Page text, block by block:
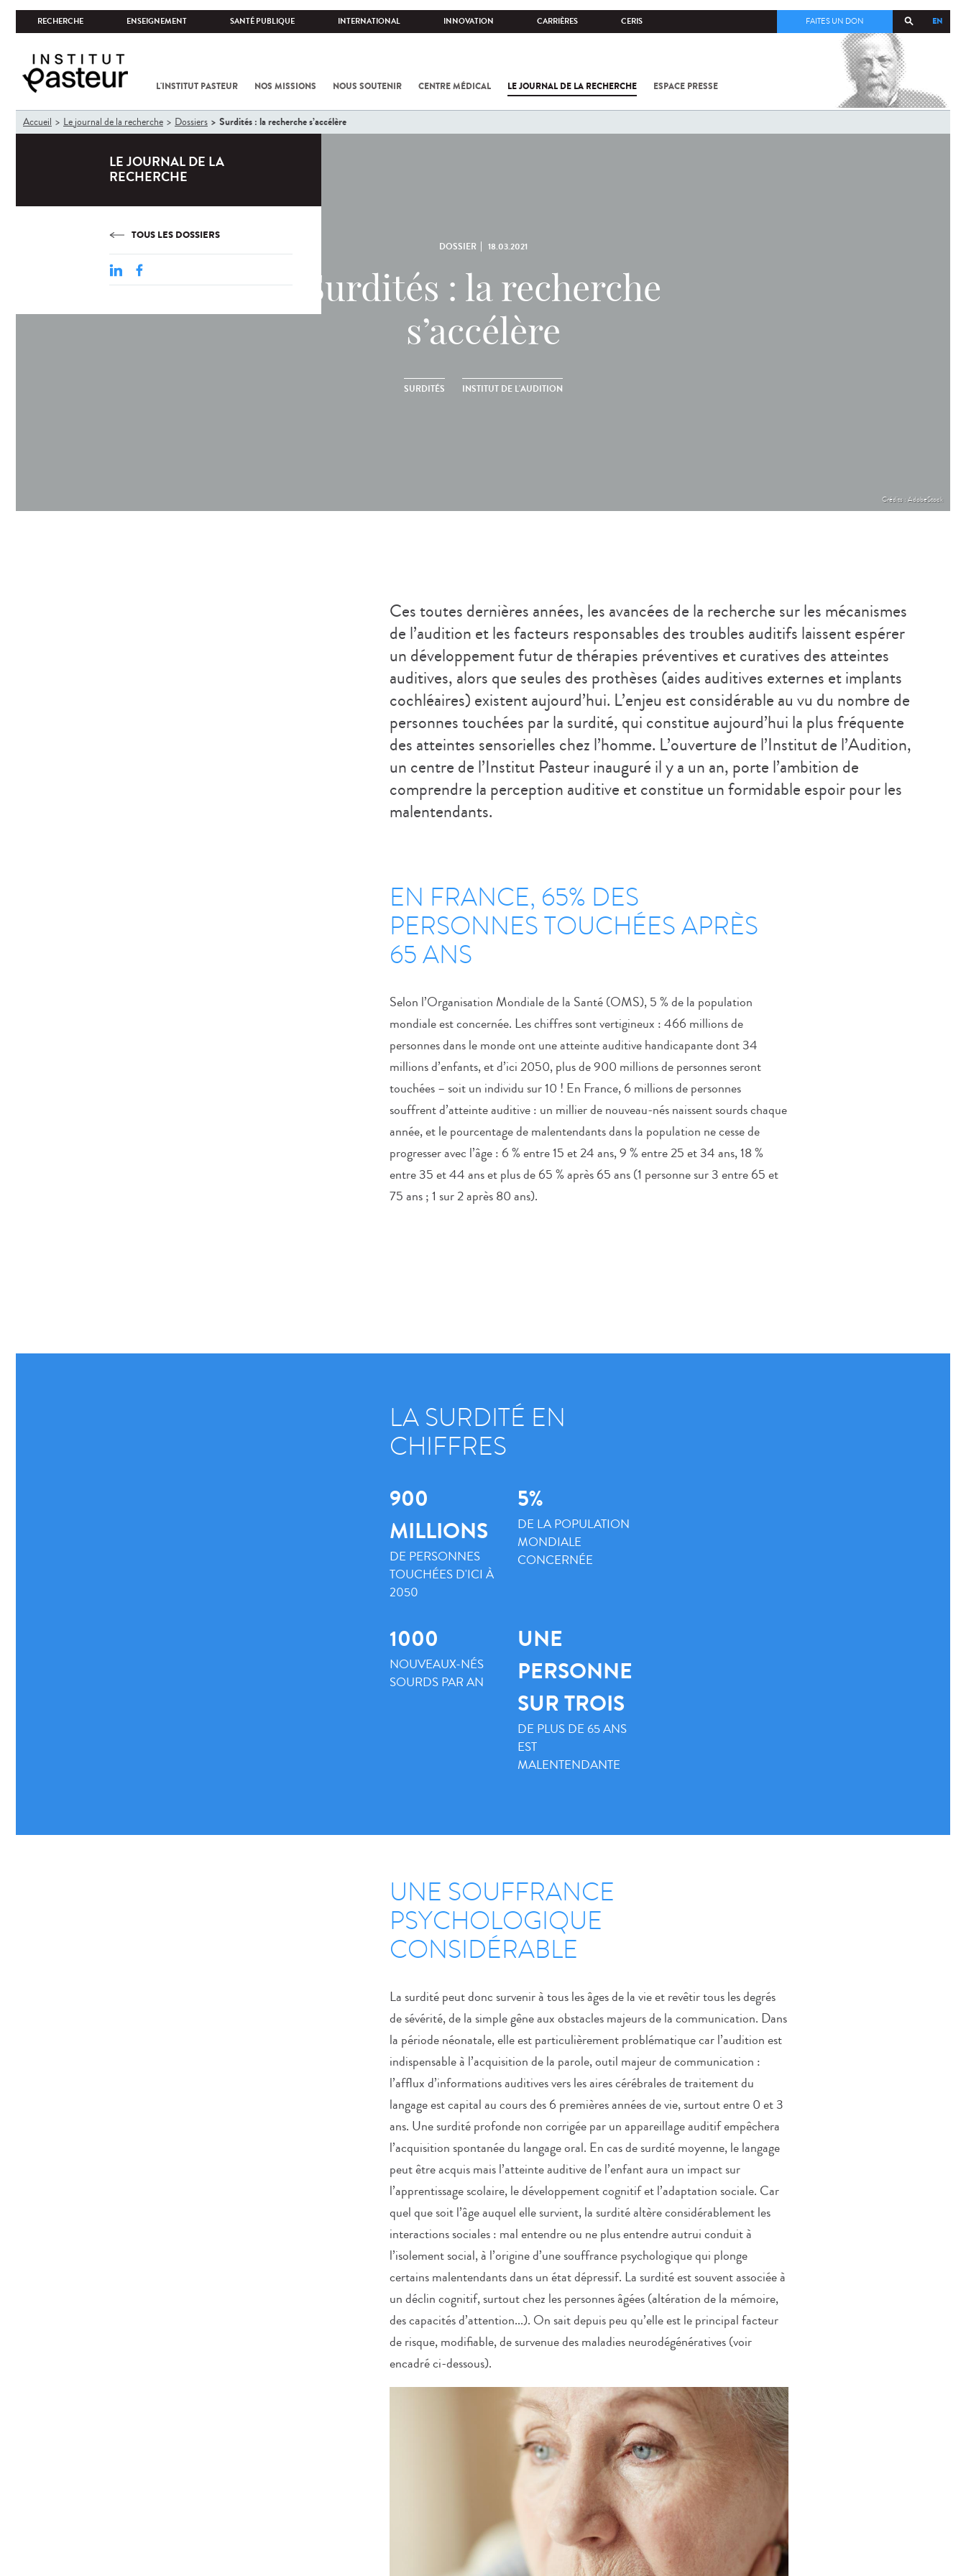
RECHERCHE ENSEIGNEMENT SANTÉ PUBLIQUE INTERNATIONAL INNOVATION CARRIÈRES CERIS EN
FAITES UN DON
L'INSTITUT PASTEUR NOS MISSIONS NOUS SOUTENIR CENTRE MÉDICAL LE JOURNAL DE LA RECHERCHE ESPACE PRESSE
COV-2 /
À
Vous
êtes
Accueil Le journal de la recherche Dossiers Surdités : la recherche s’accélère
LE JOURNAL DE LA
RECHERCHE
TOUS LES DOSSIERS
DOSSIER 18.03.2021
Surdités : la recherche
s’accélère
SURDITÉS INSTITUT DE L'AUDITION
Crédits : AdobeStock
Ces toutes dernières années, les avancées de la recherche sur les mécanismes
de l’audition et les facteurs responsables des troubles auditifs laissent espérer
un développement futur de thérapies préventives et curatives des atteintes
auditives, alors que seules des prothèses (aides auditives externes et implants
cochléaires) existent aujourd’hui. L’enjeu est considérable au vu du nombre de
personnes touchées par la surdité, qui constitue aujourd’hui la plus fréquente
des atteintes sensorielles chez l’homme. L’ouverture de l’Institut de l’Audition,
un centre de l’Institut Pasteur inauguré il y a un an, porte l’ambition de
comprendre la perception auditive et constitue un formidable espoir pour les
malentendants.
EN FRANCE, 65% DES
PERSONNES TOUCHÉES APRÈS
65 ANS
Selon l’Organisation Mondiale de la Santé (OMS), 5 % de la population
mondiale est concernée. Les chiffres sont vertigineux : 466 millions de
personnes dans le monde ont une atteinte auditive handicapante dont 34
millions d’enfants, et d’ici 2050, plus de 900 millions de personnes seront
touchées – soit un individu sur 10 ! En France, 6 millions de personnes
souffrent d’atteinte auditive : un millier de nouveau-nés naissent sourds chaque
année, et le pourcentage de malentendants dans la population ne cesse de
progresser avec l’âge : 6 % entre 15 et 24 ans, 9 % entre 25 et 34 ans, 18 %
entre 35 et 44 ans et plus de 65 % après 65 ans (1 personne sur 3 entre 65 et
75 ans ; 1 sur 2 après 80 ans).
LA SURDITÉ EN
CHIFFRES
900
MILLIONS
DE PERSONNES
TOUCHÉES D'ICI À
2050
5%
DE LA POPULATION
MONDIALE
CONCERNÉE
1000
NOUVEAUX-NÉS
SOURDS PAR AN
UNE
PERSONNE
SUR TROIS
DE PLUS DE 65 ANS
EST
MALENTENDANTE
UNE SOUFFRANCE
PSYCHOLOGIQUE
CONSIDÉRABLE
La surdité peut donc survenir à tous les âges de la vie et revêtir tous les degrés
de sévérité, de la simple gêne aux obstacles majeurs de la communication. Dans
la période néonatale, elle est particulièrement problématique car l’audition est
indispensable à l’acquisition de la parole, outil majeur de communication :
l’afflux d’informations auditives vers les aires cérébrales de traitement du
langage est capital au cours des 6 premières années de vie, surtout entre 0 et 3
ans. Une surdité profonde non corrigée par un appareillage auditif empêchera
l’acquisition spontanée du langage oral. En cas de surdité moyenne, le langage
peut être acquis mais l’atteinte auditive de l’enfant aura un impact sur
l’apprentissage scolaire, le développement cognitif et l’adaptation sociale. Car
quel que soit l’âge auquel elle survient, la surdité altère considérablement les
interactions sociales : mal entendre ou ne plus entendre autrui conduit à
l’isolement social, à l’origine d’une souffrance psychologique qui plonge
certains malentendants dans un état dépressif. La surdité est souvent associée à
un déclin cognitif, surtout chez les personnes âgées (altération de la mémoire,
des capacités d’attention...). On sait depuis peu qu’elle est le principal facteur
de risque, modifiable, de survenue des maladies neurodégénératives (voir
encadré ci-dessous).